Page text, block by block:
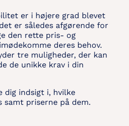
er i højere grad blevet
er således afgørende for
den rette pris- og
deres behov.
tre muligheder, der kan
de unikke krav i din
dig indsigt i, hvilke
priserne på dem.